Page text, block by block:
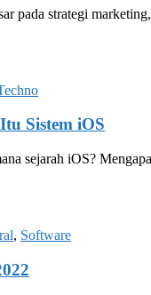
pada strategi
Sistem iOS
sejarah iOS?
, Software